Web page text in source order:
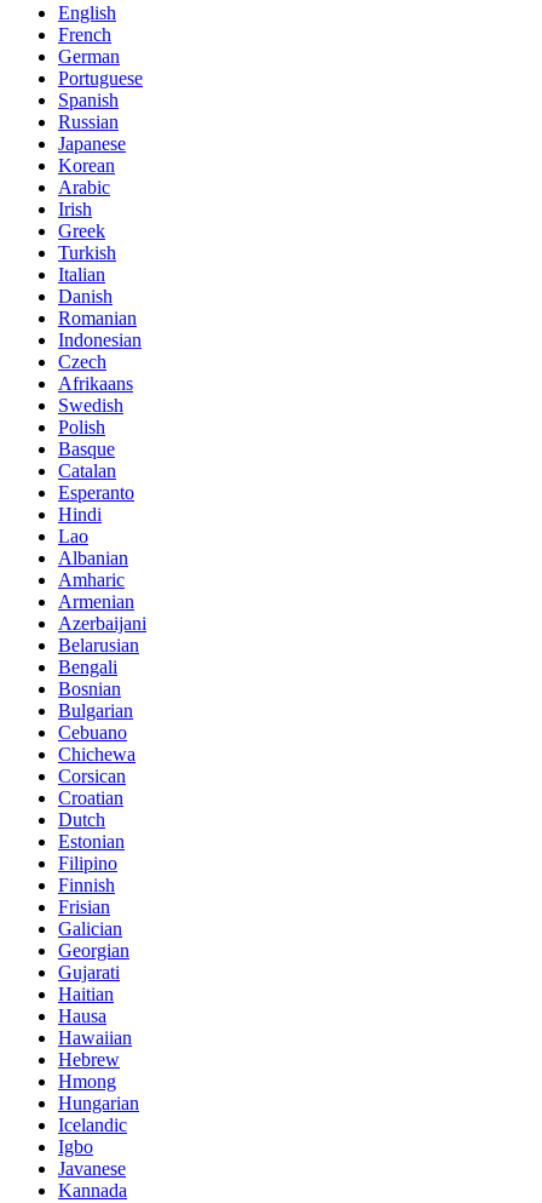
English
French
German
Portuguese
Spanish
Russian
Japanese
Korean
Arabic
Irish
Greek
Turkish
Italian
Danish
Romanian
Indonesian
Czech
Afrikaans
Swedish
Polish
Basque
Catalan
Esperanto
Hindi
Lao
Albanian
Amharic
Armenian
Azerbaijani
Belarusian
Bengali
Bosnian
Bulgarian
Cebuano
Chichewa
Corsican
Croatian
Dutch
Estonian
Filipino
Finnish
Frisian
Galician
Georgian
Gujarati
Haitian
Hausa
Hawaiian
Hebrew
Hmong
Hungarian
Icelandic
Igbo
Javanese
Kannada